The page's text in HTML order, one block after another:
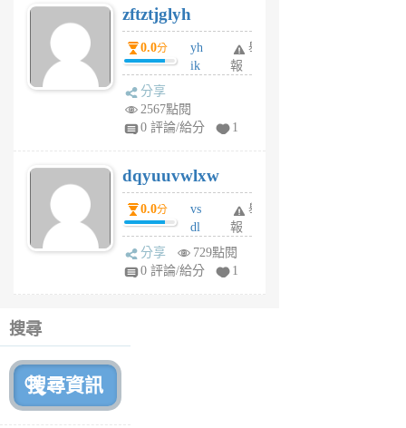
月
前
zftztjglyh
0.0分
yh
ik
tu
6
個
月
前
舉
報
分享
2567點閱
0 評論/給分
1
dqyuuvwlxw
0.0分
vs
dl
sq
fy
舉
報
分享
729點閱
0 評論/給分
1
搜尋